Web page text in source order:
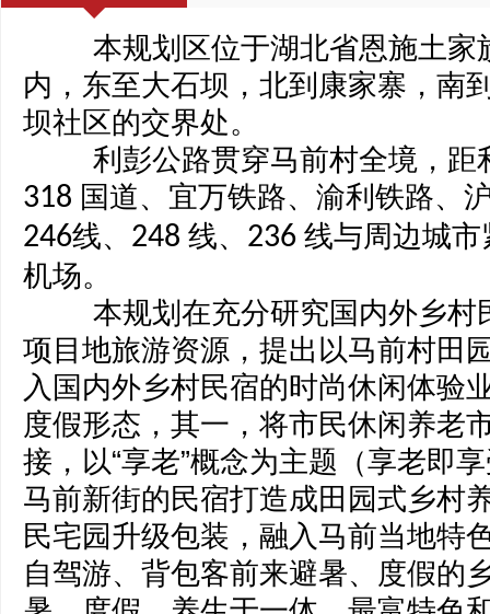
本规划区位于湖北省恩施土家
内，东至大石坝，北到康家寨，南
坝社区的交界处。
利彭公路贯穿马前村全境，距
318 国道、宜万铁路、渝利铁路、
246线、 248 线、 236 线与周边城
机场。
本规划在充分研究国内外乡村
项目地旅游资源，提出以马前村田
入国内外乡村民宿的时尚休闲体验
度假形态，其一，将市民休闲养老
接，以“享老”概念为主题（享老即
马前新街的民宿打造成田园式乡村
民宅园升级包装，融入马前当地特
自驾游、背包客前来避暑、度假的